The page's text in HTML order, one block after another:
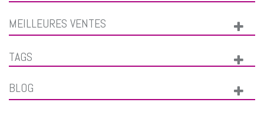
MEILLEURES VENTES
TAGS
BLOG